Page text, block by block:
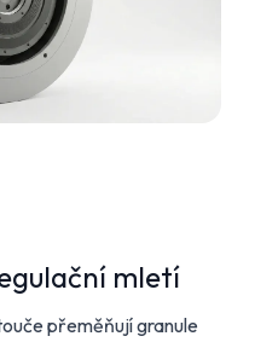
mletí
přeměňují granule